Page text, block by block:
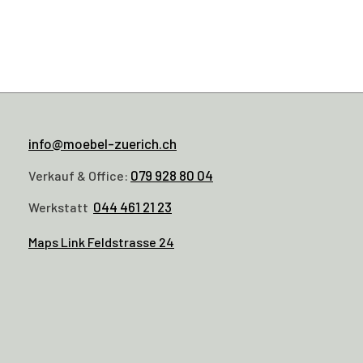
info@moebel-zuerich.ch
Verkauf & Office: 079 928 80 04
Werkstatt 044 461 21 23
Maps Link Feldstrasse 24